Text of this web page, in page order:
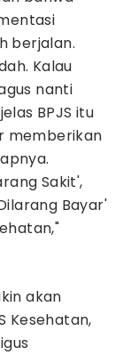
berjalan.
Kalau
nanti
BPJS itu
memberikan
Sakit',
Bayar'
akan
Kesehatan,